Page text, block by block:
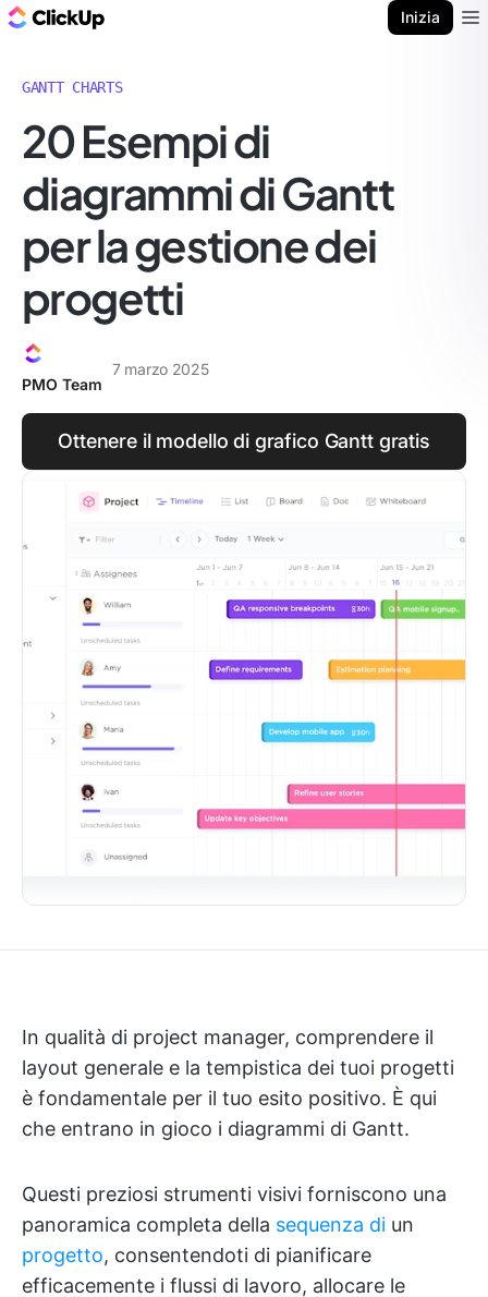
Inizia
GANTT CHARTS
20 Esempi di
diagrammi di Gantt
per la gestione dei
progetti
PMO Team
7 marzo 2025
Ottenere il modello di grafico Gantt gratis
In qualità di project manager, comprendere il
layout generale e la tempistica dei tuoi progetti
è fondamentale per il tuo esito positivo. È qui
che entrano in gioco i diagrammi di Gantt.
Questi preziosi strumenti visivi forniscono una
panoramica completa della sequenza di un
progetto, consentendoti di pianificare
efficacemente i flussi di lavoro, allocare le